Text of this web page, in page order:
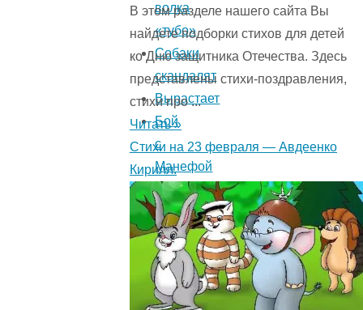
волка
«тубо»
Собаки
скандалят
Вырастает
Бой
с
Манефой
«Особой
породы»
Узнали
Прозевал
Беда
Из
В этом разделе нашего сайта Вы
найдете подборки стихов для детей
ко Дню защитника Отечества. Здесь
представлены стихи-поздравления,
стихи про ...
Читать »
Стихи на 23 февраля — Авдеенко
Кирилл.